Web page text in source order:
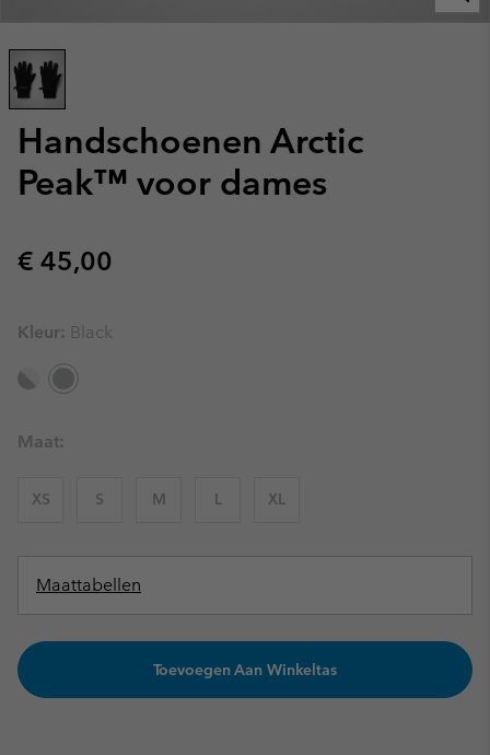
Handschoenen Arctic
Peak™ voor dames
Regular price:
€ 45,00
Kleur: Black
Maat:
XS S M L XL
Maattabellen
Toevoegen Aan Winkeltas